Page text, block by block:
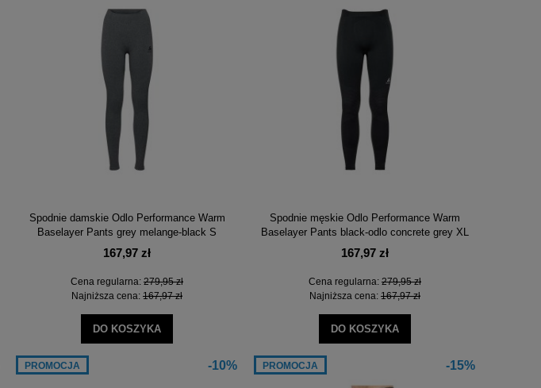
QuickPump
Spodnie damskie Odlo Performance Warm
Baselayer Pants grey melange-black S
167,97 zł
Cena regularna: 279,95 zł
Najniższa cena: 167,97 zł
DO KOSZYKA
Spodnie męskie Odlo Performance Warm
Baselayer Pants black-odlo concrete grey XL
167,97 zł
Cena regularna: 279,95 zł
Najniższa cena: 167,97 zł
DO KOSZYKA
-10%
PROMOCJA -15%
PROMOCJA